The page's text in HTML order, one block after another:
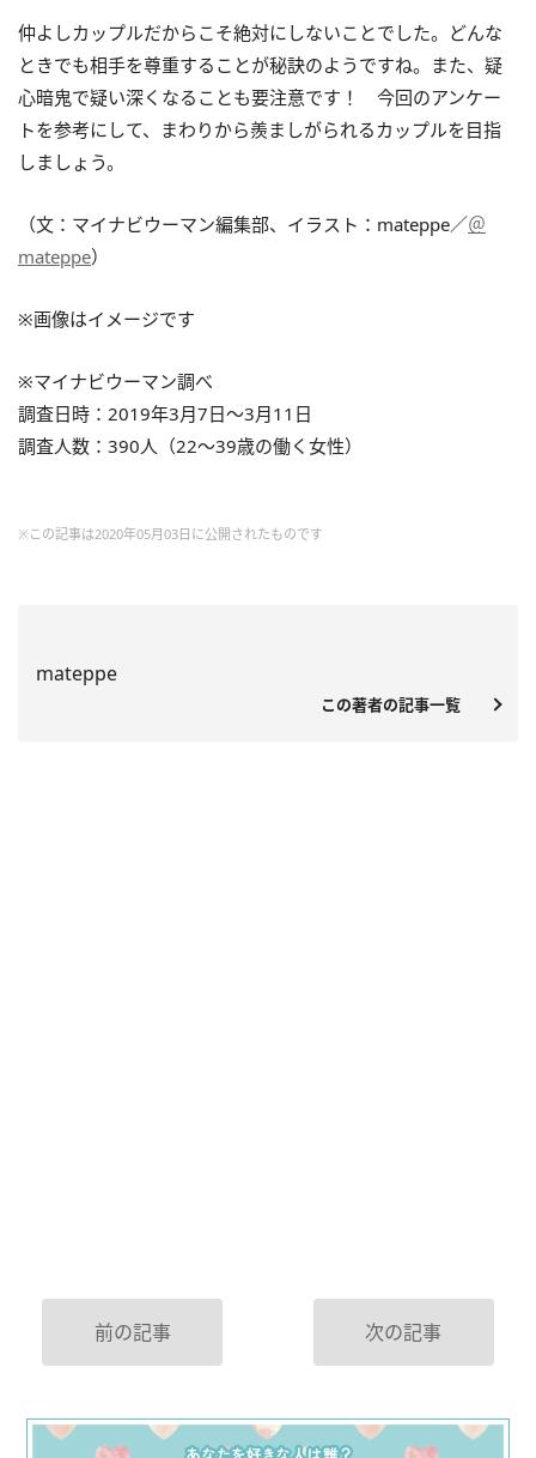
仲よしカップルだからこそ絶対にしないことでした。どんな
ときでも相手を尊重することが秘訣のようですね。また、疑
心暗鬼で疑い深くなることも要注意です！ 今回のアンケー
トを参考にして、まわりから羨ましがられるカップルを目指
しましょう。
（文：マイナビウーマン編集部、イラスト：mateppe／＠
mateppe）
※画像はイメージです
※マイナビウーマン調べ
調査日時：2019年3月7日～3月11日
調査人数：390人（22～39歳の働く女性）
※この記事は2020年05月03日に公開されたものです
mateppe
この著者の記事一覧
前の記事 次の記事